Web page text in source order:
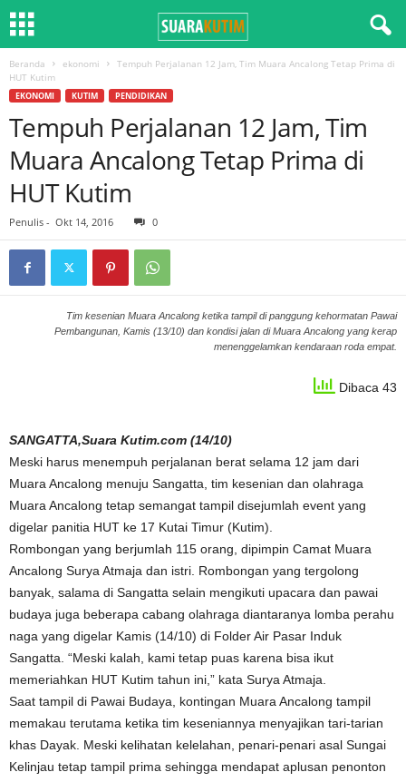
Beranda ekonomi
Tempuh Perjalanan 12 Jam, Tim Muara Ancalong Tetap Prima di
HUT Kutim
EKONOMI KUTIM PENDIDIKAN
Tempuh Perjalanan 12 Jam, Tim
Muara Ancalong Tetap Prima di
HUT Kutim
Penulis - Okt 14, 2016 0
Tim kesenian Muara Ancalong ketika tampil di panggung kehormatan Pawai
Pembangunan, Kamis (13/10) dan kondisi jalan di Muara Ancalong yang kerap
menenggelamkan kendaraan roda empat.
Dibaca 43
SANGATTA,Suara Kutim.com (14/10)
Meski harus menempuh perjalanan berat selama 12 jam dari
Muara Ancalong menuju Sangatta, tim kesenian dan olahraga
Muara Ancalong tetap semangat tampil disejumlah event yang
digelar panitia HUT ke 17 Kutai Timur (Kutim).
Rombongan yang berjumlah 115 orang, dipimpin Camat Muara
Ancalong Surya Atmaja dan istri. Rombongan yang tergolong
banyak, salama di Sangatta selain mengikuti upacara dan pawai
budaya juga beberapa cabang olahraga diantaranya lomba perahu
naga yang digelar Kamis (14/10) di Folder Air Pasar Induk
Sangatta. “Meski kalah, kami tetap puas karena bisa ikut
memeriahkan HUT Kutim tahun ini,” kata Surya Atmaja.
Saat tampil di Pawai Budaya, kontingan Muara Ancalong tampil
memakau terutama ketika tim keseniannya menyajikan tari-tarian
khas Dayak. Meski kelihatan kelelahan, penari-penari asal Sungai
Kelinjau tetap tampil prima sehingga mendapat aplusan penonton